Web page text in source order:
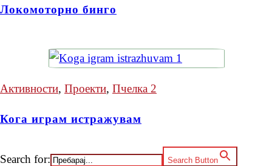
Локомоторно бинго
Активности, Проекти, Пчелка 2
Кога играм истражувам
Search for: Search Button